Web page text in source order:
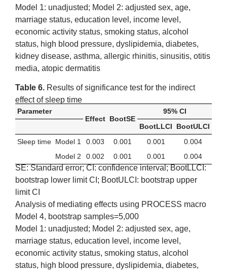
Model 1: unadjusted; Model 2: adjusted sex, age,
marriage status, education level, income level,
economic activity status, smoking status, alcohol
status, high blood pressure, dyslipidemia, diabetes,
kidney disease, asthma, allergic rhinitis, sinusitis, otitis
media, atopic dermatitis
Table 6. Results of significance test for the indirect
effect of sleep time
Parameter
Effect BootSE
95% CI
BootLLCI
BootULCI
Sleep time Model 1 0.003 0.001 0.001
0.004
Model 2
0.002 0.001 0.001 0.004
SE: Standard error; CI: confidence interval; BootLLCI:
bootstrap lower limit CI; BootULCI: bootstrap upper
limit CI
Analysis of mediating effects using PROCESS macro
Model 4, bootstrap samples=5,000
Model 1: unadjusted; Model 2: adjusted sex, age,
marriage status, education level, income level,
economic activity status, smoking status, alcohol
status, high blood pressure, dyslipidemia, diabetes,